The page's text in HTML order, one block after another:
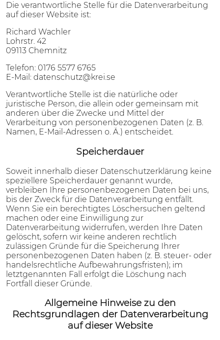
Die verantwortliche Stelle für die Datenverarbeitung
auf dieser Website ist:
Richard Wachler
Lohrstr. 42
09113 Chemnitz
Telefon: 0176 5577 6765
E-Mail: datenschutz@krei.se
Verantwortliche Stelle ist die natürliche oder
juristische Person, die allein oder gemeinsam mit
anderen über die Zwecke und Mittel der
Verarbeitung von personenbezogenen Daten (z. B.
Namen, E-Mail-Adressen o. Ä.) entscheidet.
Speicherdauer
Soweit innerhalb dieser Datenschutzerklärung keine
speziellere Speicherdauer genannt wurde,
verbleiben Ihre personenbezogenen Daten bei uns,
bis der Zweck für die Datenverarbeitung entfällt.
Wenn Sie ein berechtigtes Löschersuchen geltend
machen oder eine Einwilligung zur
Datenverarbeitung widerrufen, werden Ihre Daten
gelöscht, sofern wir keine anderen rechtlich
zulässigen Gründe für die Speicherung Ihrer
personenbezogenen Daten haben (z. B. steuer- oder
handelsrechtliche Aufbewahrungsfristen); im
letztgenannten Fall erfolgt die Löschung nach
Fortfall dieser Gründe.
Allgemeine Hinweise zu den
Rechtsgrundlagen der Datenverarbeitung
auf dieser Website